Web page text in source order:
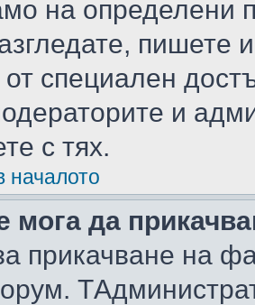
на определени
пишете
от специален
и
с тях.
началото
мога да
прикачване на